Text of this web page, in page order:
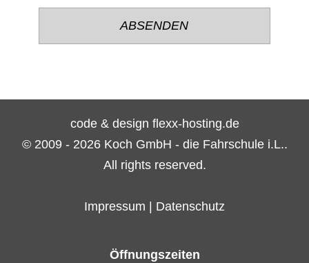
code & design flexx-hosting.de
© 2009 - 2026 Koch GmbH - die Fahrschule i.L..
All rights reserved.
Impressum Datenschutz
Öffnungszeiten